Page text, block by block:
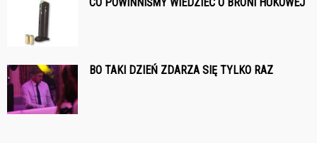
BO TAKI DZIEŃ ZDARZA SIĘ TYLKO RAZ